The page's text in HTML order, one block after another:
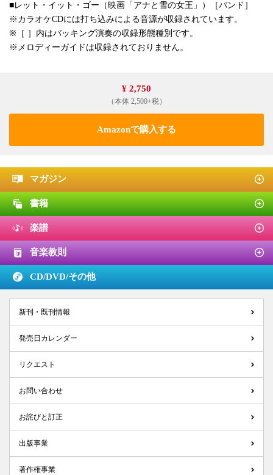
■レット・イット・ゴー（映画「アナと雪の女王」）［バンド］
※カラオケCDには打ち込みによる音源が収録されています。
※［ ］内はバッキング演奏の収録形態種別です。
※メロディーガイドは収録されておりません。
¥ 2,750
（本体 2,500+税）
Amazonで購入する
マガジン
書籍
楽譜
音楽教則
CD/DVD/その他
新刊・既刊情報
発売日カレンダー
リクエスト
お問い合わせ
お詫びと訂正
出版事業
著作権事業